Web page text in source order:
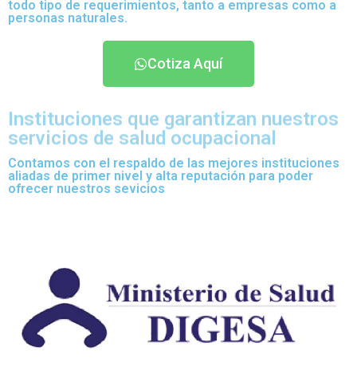
todo tipo de requerimientos, tanto a empresas como a
personas naturales.
Cotiza Aquí
Instituciones que garantizan nuestros
servicios de salud ocupacional
Contamos con el respaldo de las mejores instituciones
aliadas de primer nivel y alta reputación para poder
ofrecer nuestros sevicios